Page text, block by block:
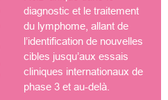
diagnostic et le traitement
du lymphome, allant de
l’identification de nouvelles
cibles jusqu’aux essais
cliniques internationaux de
phase 3 et au-delà.